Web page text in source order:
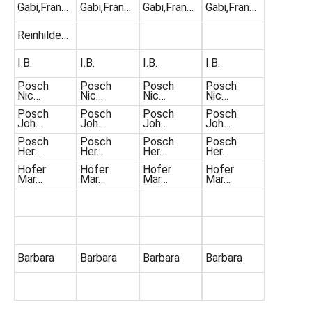
Gabi,Fran…
Reinhilde…
I.B.
Posch
Nic…
Posch
Joh…
Posch
Her…
Hofer
Mar…
Barbara
Gabi,Fran…
I.B.
Posch
Nic…
Posch
Joh…
Posch
Her…
Hofer
Mar…
Barbara
Gabi,Fran…
I.B.
Posch
Nic…
Posch
Joh…
Posch
Her…
Hofer
Mar…
Barbara
Gabi,Fran…
I.B.
Posch
Nic…
Posch
Joh…
Posch
Her…
Hofer
Mar…
Barbara